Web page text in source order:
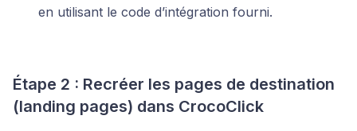
en utilisant le code d’intégration fourni.
Étape 2 : Recréer les pages de destination
(landing pages) dans CrocoClick